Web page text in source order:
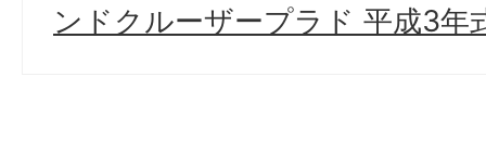
ンドクルーザープラド 平成3年